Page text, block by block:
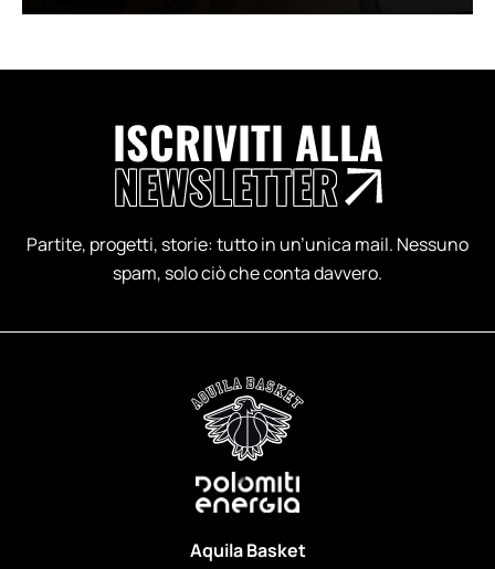
Aquila Basket
ISCRIVITI ALLA
NEWSLETTER
Partite, progetti, storie: tutto in un’unica mail. Nessuno
spam, solo ciò che conta davvero.